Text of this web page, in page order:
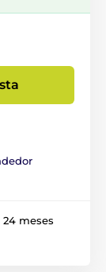
24 meses